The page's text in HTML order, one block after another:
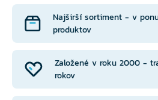
Založené v roku 2000 -
rokov
Najširší sortiment - v
produktov